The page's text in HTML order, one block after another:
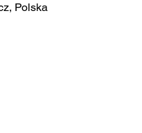
Polska